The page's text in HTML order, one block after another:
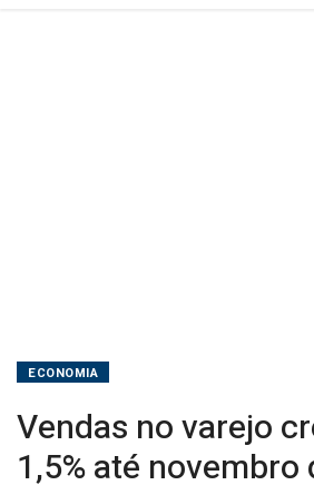
ECONOMIA
Vendas no varejo
1,5% até novembro